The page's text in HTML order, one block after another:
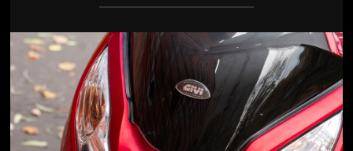
Jön még kép!